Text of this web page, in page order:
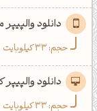
دانلود
حجم: 33 کیلوبایت
دانلود
حجم: 33 کیلوبایت